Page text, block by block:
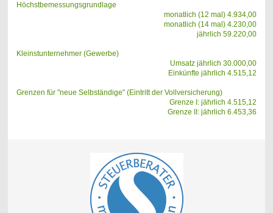
Höchstbemessungsgrundlage
monatlich (12 mal) 4.934,00
monatlich (14 mal) 4.230,00
jährlich 59.220,00
Kleinstunternehmer (Gewerbe)
Umsatz jährlich 30.000,00
Einkünfte jährlich 4.515,12
Grenzen für "neue Selbständige" (Eintritt der Vollversicherung)
Grenze I: jährlich 4.515,12
Grenze II: jährlich 6.453,36